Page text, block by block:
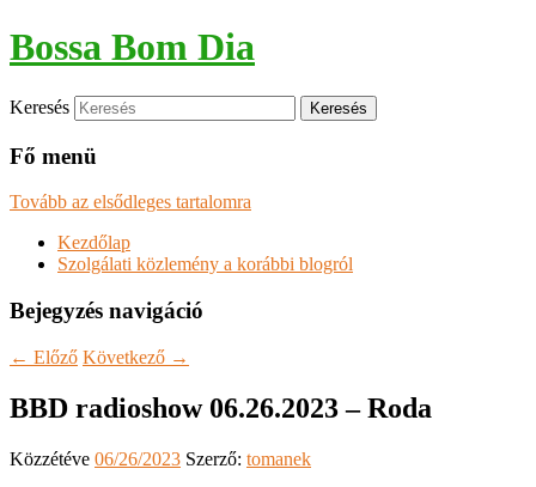
Bossa Bom Dia
Keresés
Fő menü
Tovább az elsődleges tartalomra
Kezdőlap
Szolgálati közlemény a korábbi blogról
Bejegyzés navigáció
← Előző Következő →
BBD radioshow 06.26.2023 – Roda
Közzétéve 06/26/2023 Szerző: tomanek